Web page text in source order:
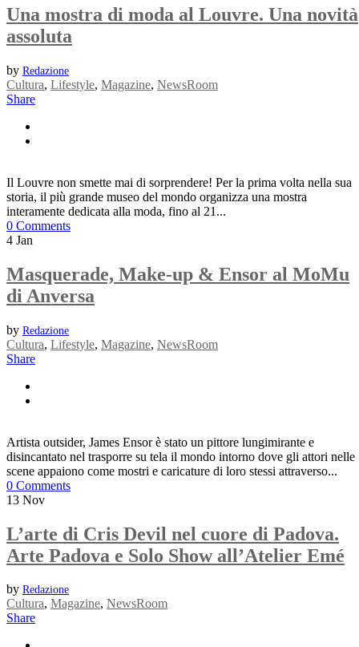
Una mostra di moda al Louvre. Una novità
assoluta
by Redazione
Cultura, Lifestyle, Magazine, NewsRoom
Share
Il Louvre non smette mai di sorprendere! Per la prima volta nella sua
storia, il più grande museo del mondo organizza una mostra
interamente dedicata alla moda, fino al 21...
0 Comments
4 Jan
Masquerade, Make-up & Ensor al MoMu
di Anversa
by Redazione
Cultura, Lifestyle, Magazine, NewsRoom
Share
Artista outsider, James Ensor è stato un pittore lungimirante e
disincantato nel trasporre su tela il mondo intorno dove gli attori nelle
scene appaiono come mostri e caricature di loro stessi attraverso...
0 Comments
13 Nov
L’arte di Cris Devil nel cuore di Padova.
Arte Padova e Solo Show all’Atelier Emé
by Redazione
Cultura, Magazine, NewsRoom
Share